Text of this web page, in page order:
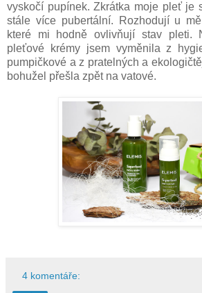
vyskočí pupínek. Zkrátka moje pleť je
stále více pubertální. Rozhodují u
které mi hodně ovlivňují stav pleti.
pleťové krémy jsem vyměnila z
pumpičkové a z pratelných a
bohužel přešla zpět na vatové.
4 komentáře: